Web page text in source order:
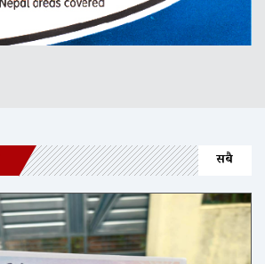
सबै